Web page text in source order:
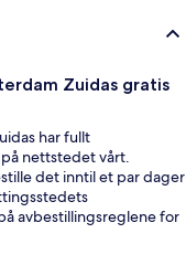
Zuidas gratis
har fullt
nettstedet vårt.
det inntil et par dager
avbestillingsreglene for